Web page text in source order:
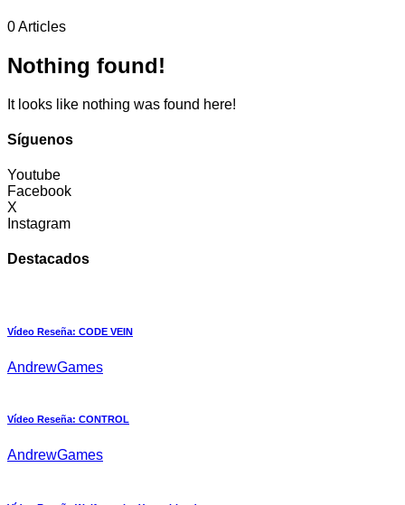
0 Articles
Nothing found!
It looks like nothing was found here!
Síguenos
Youtube
Facebook
X
Instagram
Destacados
Vídeo Reseña: CODE VEIN
AndrewGames
Vídeo Reseña: CONTROL
AndrewGames